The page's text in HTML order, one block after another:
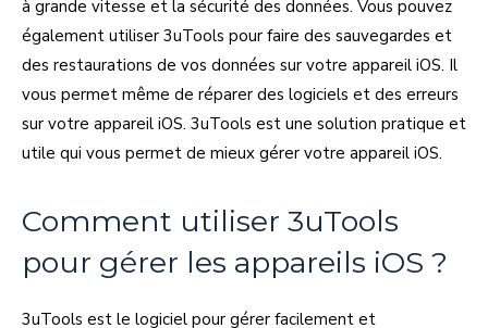
à grande vitesse et la sécurité des données. Vous pouvez
également utiliser 3uTools pour faire des sauvegardes et
des restaurations de vos données sur votre appareil iOS. Il
vous permet même de réparer des logiciels et des erreurs
sur votre appareil iOS. 3uTools est une solution pratique et
utile qui vous permet de mieux gérer votre appareil iOS.
Comment utiliser 3uTools
pour gérer les appareils iOS ?
3uTools est le logiciel pour gérer facilement et